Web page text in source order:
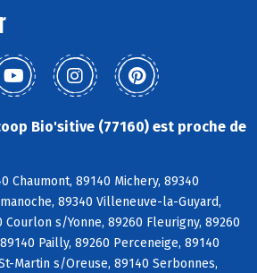
Bio'sitive (77160) est proche de
Chaumont, 89140 Michery, 89340
89340 Villeneuve-la-Guyard,
Courlon s/Yonne, 89260 Fleurigny, 89260
Pailly, 89260 Perceneige, 89140
Martin s/Oreuse, 89140 Serbonnes,